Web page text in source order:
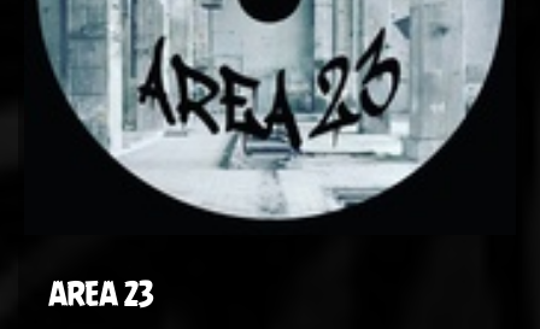
AREA 23